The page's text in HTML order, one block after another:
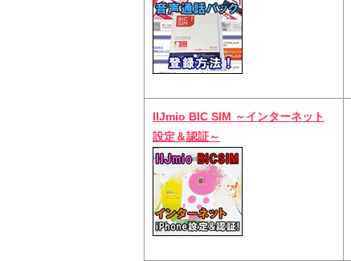
IIJmio BIC SIM ～インターネット
設定＆認証～